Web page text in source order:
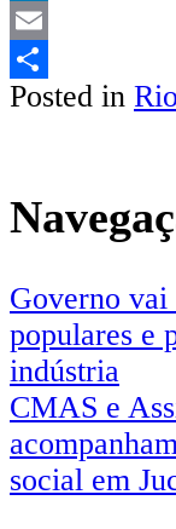
LinkedIn
Email
Share
Posted in
Governo vai
populares e
indústria
CMAS e
social em